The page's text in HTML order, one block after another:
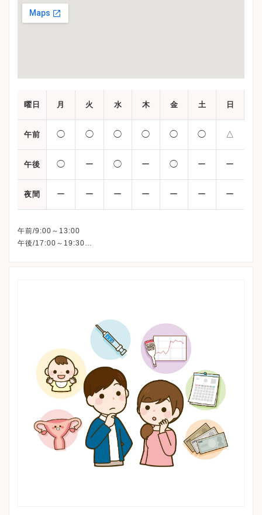
「JISART（日本生殖補助医療標準化機関）」に加盟
しています。
曜日 月 火 水 木 金 土 日
午前 ◯ ◯ ◯ ◯ ◯ ◯ △
午後 ◯ ー ◯ ー ◯ ー ー
夜間 ー ー ー ー ー ー ー
午前/9:00～13:00
午後/17:00～19:30